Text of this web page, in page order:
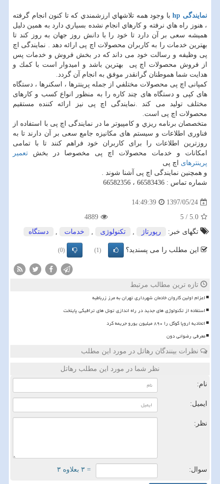
نمایندگی hpبا وجود همه تلاشهاي ارزشمندي كه تا كنون انجام گرفته
، هنوز راه هاي نرفته و كارهاي انجام نشده بسياري دارد به همین دلیل
همیشه سعی بر آن دارد تا خود را با دانش روز جهان به روز کند تا
بهترین خدمات را به کاربران محصولات اچ پی ارائه دهد . نمایندگی اچ
پی وظيفه و رسالت خود می داند که در بخش فروش و خدمات پس
از فروش محصولات اچ پی بهترین باشد و اميدوار است با كمك و
هدايت شما هموطنان گرانقدر موفق به انجام آن گردد.
کمپانی اچ پی محصولات مختلفي از جمله پرینترها ، اسکنرها ، دستگاه
های کپی و دستگاه های چند کاره را به منظور انواع کسب و کارهای
مختلف تولید می کند .نمایندگی اچ پی نیز ارائه کننده مستقیم
محصولات اچ پی است.
متخصصان برنامه ريزي و كامپيوتر ما در نمایندگی اچ پی با استفاده از
فناوری اطلاعات و سیستم های مکانیزه جامع سعی بر آن دارند تا به
روزترین اطلاعات را برای کاربران خود فراهم کنند تا با تمامی
امکانات و خدمات محصولات اچ پی مخصوصا در بخش تعمیر
پرینترهای اچ پی
و همچنین نمایندگی اچ پی آشنا شوند .
شماره تماس : 66583436 ، 66582356
1397/05/24
14:49:39
5.0
/
5
4889
تگهای خبر:
رپورتاژ , تكنولوژی , خدمات , دستگاه
این مطلب را می پسندید؟ (1)
(0)
تازه ترین مطالب مرتبط
اعزام اولین کاروان خادمان شهرداری تهران به مرز زرباطیه
استفاده از تکنولوژی های جدید در راه اندازی تونل های ترافیکی پایتخت
اتحادیه اروپا گوگل را ۸۹۰ میلیون یورو جریمه کرد
معرفی رضوانی دون
نظرات بینندگان رهاتل در مورد این مطلب
نظر شما در مورد این مطلب رهاتل
نام:
ایمیل:
نظر:
سوال: = ۳ بعلاوه ۳